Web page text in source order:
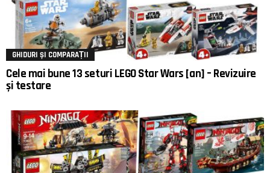
GHIDURI ȘI COMPARAȚII
Cele mai bune 13 seturi LEGO Star Wars [an] – Revizuire
și testare